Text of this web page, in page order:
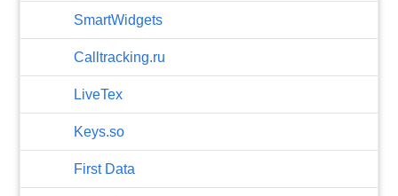
SmartWidgets
Calltracking.ru
LiveTex
Keys.so
First Data